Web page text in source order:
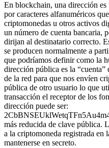
En blockchain, una dirección
por caracteres alfanuméricos
criptomonedas u otros activos
un número de cuenta bancaria,
dirijan al destinatario correcto.
se producen normalmente a
que podríamos definir como la
dirección pública es la
de la red para que nos envíen
pública de otro usuario lo que
transacción el receptor de los
dirección puede ser:
más reducida de clave pública.
a la criptomoneda registrada en
mantenerse en secreto.